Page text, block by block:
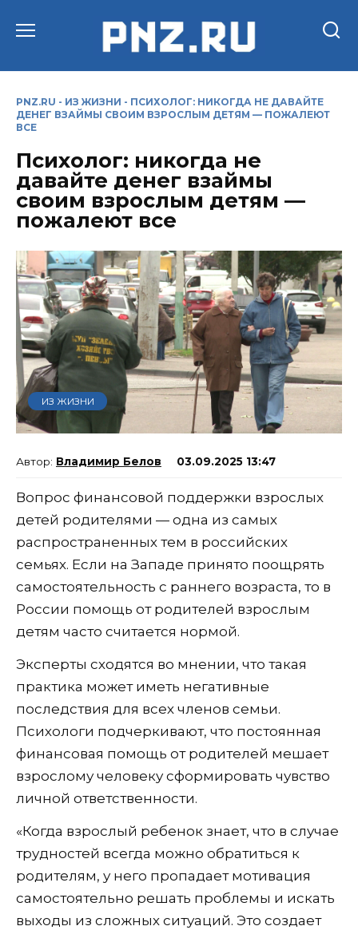
PNZ.RU - ИЗ ЖИЗНИ - ПСИХОЛОГ: НИКОГДА НЕ ДАВАЙТЕ
ДЕНЕГ ВЗАЙМЫ СВОИМ ВЗРОСЛЫМ ДЕТЯМ — ПОЖАЛЕЮТ
ВСЕ
Психолог: никогда не
давайте денег взаймы
своим взрослым детям —
пожалеют все
ИЗ ЖИЗНИ
Владимир Белов 03.09.2025 13:47
Вопрос финансовой поддержки взрослых
детей родителями — одна из самых
распространенных тем в российских
семьях. Если на Западе принято поощрять
самостоятельность с раннего возраста, то в
России помощь от родителей взрослым
детям часто считается нормой.
Эксперты сходятся во мнении, что такая
практика может иметь негативные
последствия для всех членов семьи.
Психологи подчеркивают, что постоянная
финансовая помощь от родителей мешает
взрослому человеку сформировать чувство
личной ответственности.
«Когда взрослый ребенок знает, что в случае
трудностей всегда можно обратиться к
родителям, у него пропадает мотивация
самостоятельно решать проблемы и искать
выходы из сложных ситуаций. Это создает